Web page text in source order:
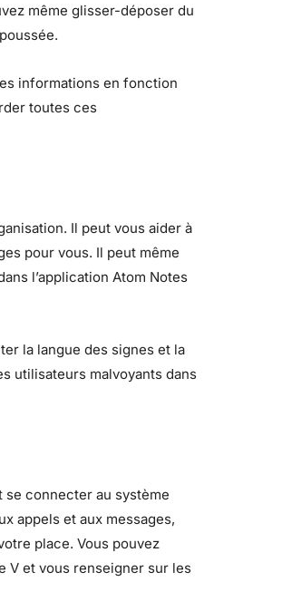
même glisser-déposer du
informations en fonction
toutes ces
Il peut vous aider à
pour vous. Il peut même
l’application Atom Notes
la langue des signes et la
utilisateurs malvoyants dans
se connecter au système
appels et aux messages,
place. Vous pouvez
V et vous renseigner sur les